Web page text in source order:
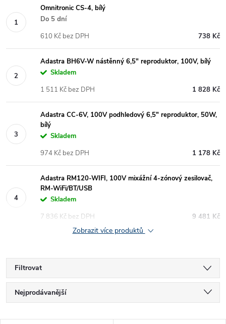
Omnitronic CS-4, bílý
Do 5 dní
738 Kč
610 Kč bez DPH
Adastra BH6V-W nástěnný 6,5" reproduktor, 100V, bílý
Skladem
1 828 Kč
1 511 Kč bez DPH
Adastra CC-6V, 100V podhledový 6,5" reproduktor, 50W,
bílý
Skladem
1 178 Kč
974 Kč bez DPH
Adastra RM120-WIFI, 100V mixážní 4-zónový zesilovač,
RM-WiFi/BT/USB
Skladem
9 481 Kč
7 836 Kč bez DPH
Zobrazit více produktů
Filtrovat
Ř
Nejprodávanější